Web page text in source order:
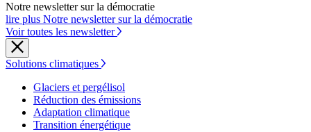
Notre newsletter sur la démocratie
lire plus Notre newsletter sur la démocratie
Voir toutes les newsletter
Solutions climatiques
Glaciers et pergélisol
Réduction des émissions
Adaptation climatique
Transition énergétique